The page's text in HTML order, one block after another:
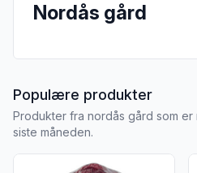
Nordås gård
Populære produkterfra
Produkter fra nordås gård som er
siste måneden.
Vis flere detaljer for